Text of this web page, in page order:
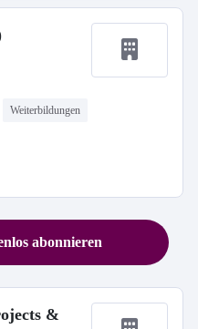
Weiterbildungen
abonnieren
&